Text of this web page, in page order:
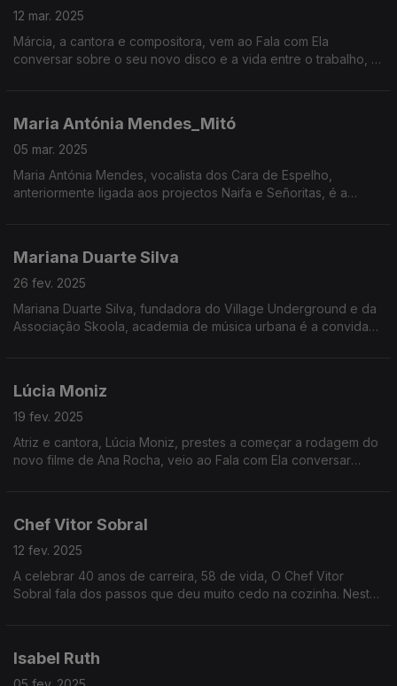
12 mar. 2025
Márcia, a cantora e compositora, vem ao Fala com Ela
conversar sobre o seu novo disco e a vida entre o trabalho, a
Maria Antónia Mendes_Mitó
05 mar. 2025
Maria Antónia Mendes, vocalista dos Cara de Espelho,
anteriormente ligada aos projectos Naifa e Señoritas, é a
Mariana Duarte Silva
26 fev. 2025
Mariana Duarte Silva, fundadora do Village Underground e da
Associação Skoola, academia de música urbana é a convidada
Lúcia Moniz
19 fev. 2025
Atriz e cantora, Lúcia Moniz, prestes a começar a rodagem do
novo filme de Ana Rocha, veio ao Fala com Ela conversar
Chef Vitor Sobral
12 fev. 2025
A celebrar 40 anos de carreira, 58 de vida, O Chef Vitor
Sobral fala dos passos que deu muito cedo na cozinha. Nesta
Isabel Ruth